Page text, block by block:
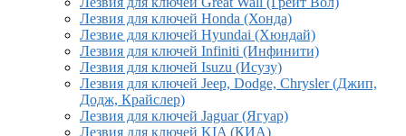
Лезвия для ключей Honda (Хонда)
Лезвие для ключей Hyundai (Хюндай)
Лезвия для ключей Infiniti (Инфинити)
Лезвия для ключей Isuzu (Исузу)
Лезвия для ключей Jeep, Dodge, Chrysler (Джип,
Додж, Крайслер)
Лезвия для ключей Jaguar (Ягуар)
Лезвия для ключей KIA (КИА)